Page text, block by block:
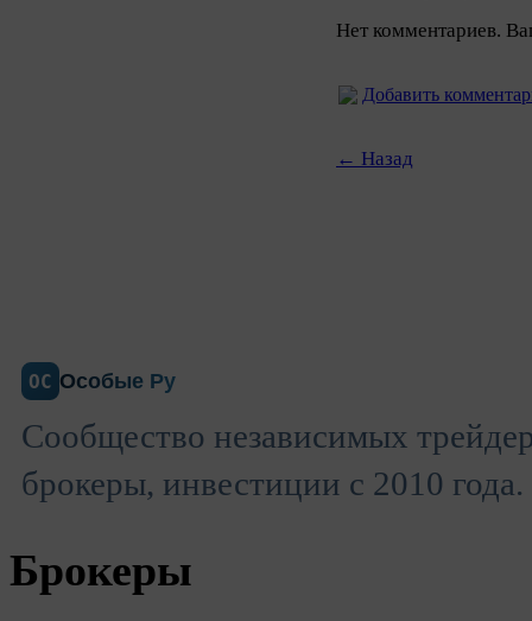
Нет комментариев.
Добавить
← Назад
ОС Особые Ру
Сообщество независимых
брокеры, инвестиции с 2010 года.
Брокеры